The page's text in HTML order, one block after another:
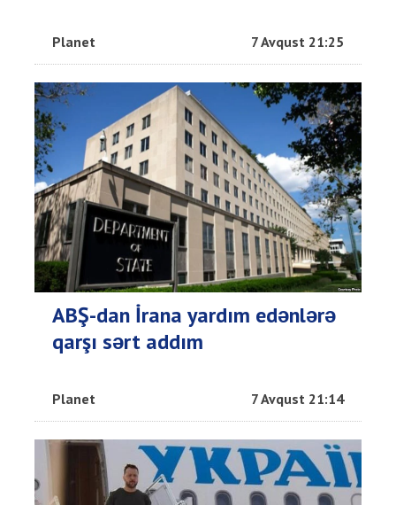
Planet 7 Avqust 21:25
ABŞ-dan İrana yardım edənlərə
qarşı sərt addım
Planet 7 Avqust 21:14